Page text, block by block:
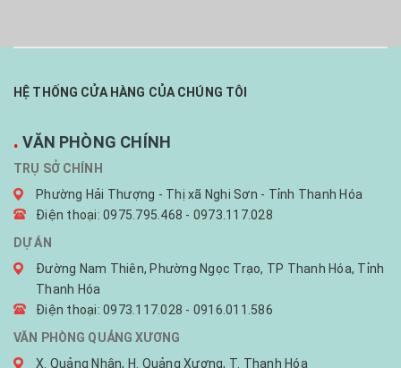
HỆ THỐNG CỬA HÀNG CỦA CHÚNG TÔI
. VĂN PHÒNG CHÍNH
TRỤ SỞ CHÍNH
Phường Hải Thượng - Thị xã Nghi Sơn - Tỉnh Thanh Hóa
Điện thoại: 0975.795.468 - 0973.117.028
DỰ ÁN
Đường Nam Thiên, Phường Ngọc Trạo, TP Thanh Hóa, Tỉnh
Thanh Hóa
Điện thoại: 0973.117.028 - 0916.011.586
VĂN PHÒNG QUẢNG XƯƠNG
X. Quảng Nhân, H. Quảng Xương, T. Thanh Hóa